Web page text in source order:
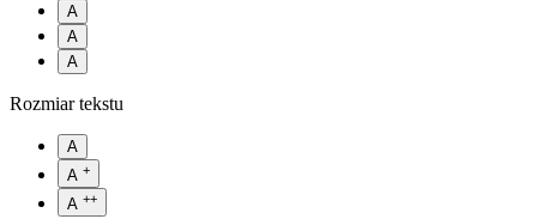
A
A
A
Rozmiar tekstu
A
A +
A ++